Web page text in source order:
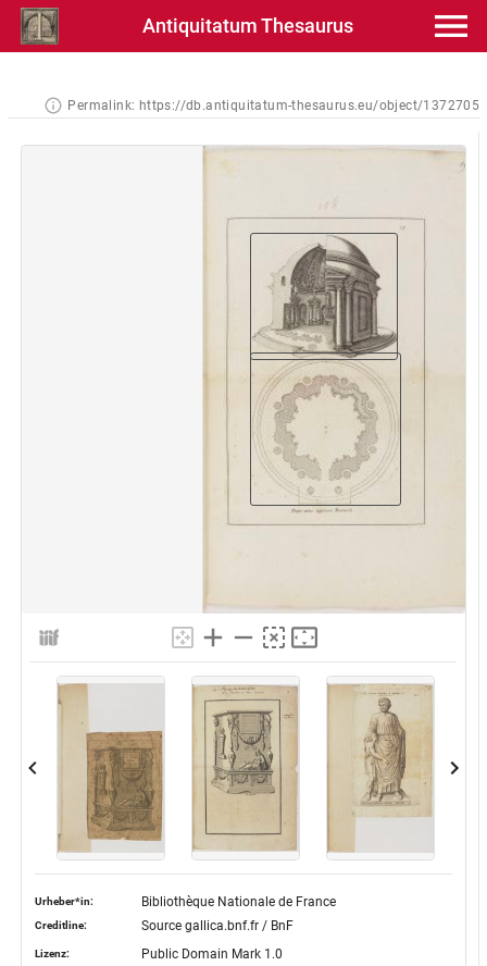
Antiquitatum Thesaurus
Permalink: https://db.antiquitatum-thesaurus.eu/object/1372705
Urheber*in: Bibliothèque Nationale de France
Creditline: Source gallica.bnf.fr / BnF
Lizenz: Public Domain Mark 1.0